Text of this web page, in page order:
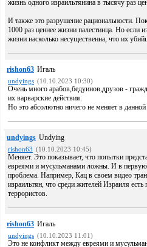
жизнь одного израильтянина в тысячу раз
И также это разрушение рациональности.
1000 раз ценнее жизни палестинца. Но если
жизни насколько несущественна, что их
rishon63 Игаль
undyings (10.10.2023 10:30)
Очень много арабов,бедуинов,друзов -
их варварские действия.
Но это абсолютно ничего не меняет в
undyings Undying
rishon63 (10.10.2023 10:45)
Меняет. Это показывает, что попытки
евреями и мусульманами ложны. И в первую
проблема. Например, Кац в своем видео
израильтян, что среди жителей Израиля
террористов.
rishon63 Игаль
undyings (10.10.2023 11:01)
Это не конфликт между евреями и